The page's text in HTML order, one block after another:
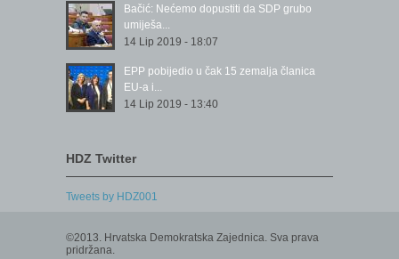
Bačić: Nećemo dopustiti da SDP grubo
umiješa...
14 Lip 2019 - 18:07
EPP pobijedio u čak 15 zemalja članica
EU-a i...
14 Lip 2019 - 13:40
HDZ Twitter
Tweets by HDZ001
©2013. Hrvatska Demokratska Zajednica. Sva prava
pridržana.